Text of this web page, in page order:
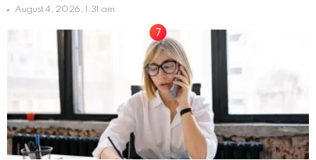
August 4, 2026, 1:31 am